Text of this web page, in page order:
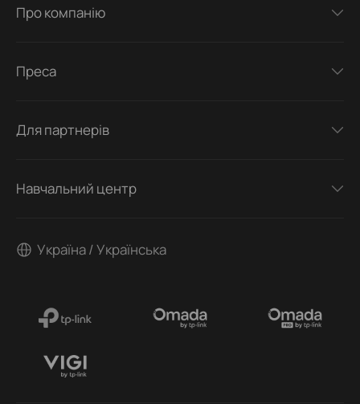
Про компанію
Преса
Для партнерів
Навчальний центр
Україна / Українська